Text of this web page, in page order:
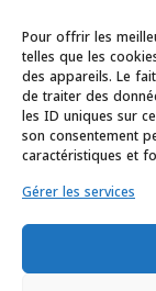
Pour offrir les
telles que les
des appareils. Le
de traiter des
les ID uniques sur
son consentement
caractéristiques et
Gérer les services